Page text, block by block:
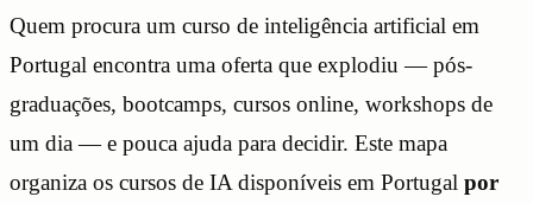
Quem procura um curso de inteligência artificial em
Portugal encontra uma oferta que explodiu — pós-
graduações, bootcamps, cursos online, workshops de
um dia — e pouca ajuda para decidir. Este mapa
organiza os cursos de IA disponíveis em Portugal por